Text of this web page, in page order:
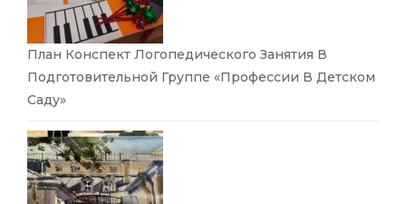
План Конспект Логопедического Занятия В
Подготовительной Группе «Профессии В Детском
Саду»